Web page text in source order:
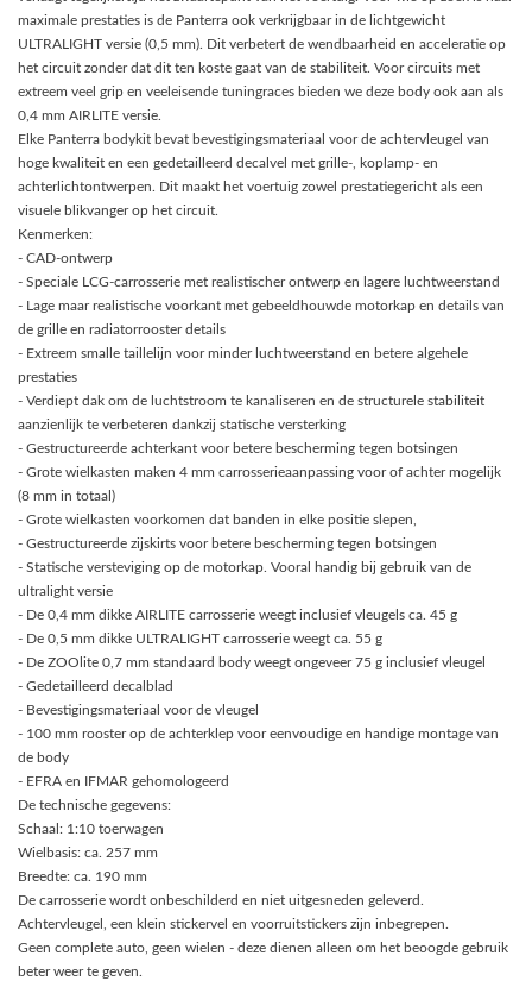
maximale prestaties is de Panterra ook verkrijgbaar in de lichtgewicht
ULTRALIGHT versie (0,5 mm). Dit verbetert de wendbaarheid en acceleratie op
het circuit zonder dat dit ten koste gaat van de stabiliteit. Voor circuits met
extreem veel grip en veeleisende tuningraces bieden we deze body ook aan als
0,4 mm AIRLITE versie.
Elke Panterra bodykit bevat bevestigingsmateriaal voor de achtervleugel van
hoge kwaliteit en een gedetailleerd decalvel met grille-, koplamp- en
achterlichtontwerpen. Dit maakt het voertuig zowel prestatiegericht als een
visuele blikvanger op het circuit.
Kenmerken:
- CAD-ontwerp
- Speciale LCG-carrosserie met realistischer ontwerp en lagere luchtweerstand
- Lage maar realistische voorkant met gebeeldhouwde motorkap en details van
de grille en radiatorrooster details
- Extreem smalle taillelijn voor minder luchtweerstand en betere algehele
prestaties
- Verdiept dak om de luchtstroom te kanaliseren en de structurele stabiliteit
aanzienlijk te verbeteren dankzij statische versterking
- Gestructureerde achterkant voor betere bescherming tegen botsingen
- Grote wielkasten maken 4 mm carrosserieaanpassing voor of achter mogelijk
(8 mm in totaal)
- Grote wielkasten voorkomen dat banden in elke positie slepen,
- Gestructureerde zijskirts voor betere bescherming tegen botsingen
- Statische versteviging op de motorkap. Vooral handig bij gebruik van de
ultralight versie
- De 0,4 mm dikke AIRLITE carrosserie weegt inclusief vleugels ca. 45 g
- De 0,5 mm dikke ULTRALIGHT carrosserie weegt ca. 55 g
- De ZOOlite 0,7 mm standaard body weegt ongeveer 75 g inclusief vleugel
- Gedetailleerd decalblad
- Bevestigingsmateriaal voor de vleugel
- 100 mm rooster op de achterklep voor eenvoudige en handige montage van
de body
- EFRA en IFMAR gehomologeerd
De technische gegevens:
Schaal: 1:10 toerwagen
Wielbasis: ca. 257 mm
Breedte: ca. 190 mm
De carrosserie wordt onbeschilderd en niet uitgesneden geleverd.
Achtervleugel, een klein stickervel en voorruitstickers zijn inbegrepen.
Geen complete auto, geen wielen - deze dienen alleen om het beoogde gebruik
beter weer te geven.